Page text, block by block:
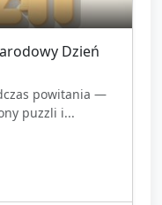
Dzień
powitania —
puzzli i...